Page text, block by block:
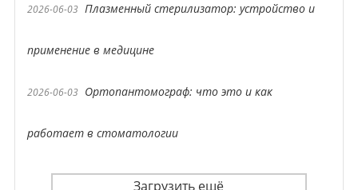
2026-06-03 Плазменный стерилизатор: устройство и
применение в медицине
2026-06-03 Ортопантомограф: что это и как
работает в стоматологии
Загрузить ещё